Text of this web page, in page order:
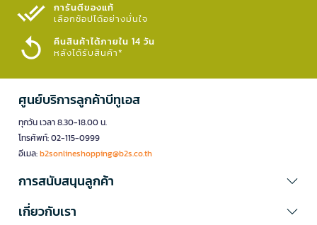
การันตีของแท้
เลือกช้อปได้อย่างมั่นใจ​
คืนสินค้าได้ภายใน 14 วัน
หลังได้รับสินค้า*
ศูนย์บริการลูกค้าบีทูเอส
ทุกวัน เวลา 8.30-18.00 น.
โทรศัพท์: 02-115-0999
อีเมล:b2sonlineshopping@b2s.co.th
การสนับสนุนลูกค้า
เกี่ยวกับเรา